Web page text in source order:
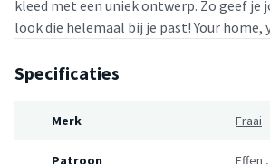
kleed met een uniek ontwerp. Zo geef je
look die helemaal bij je past! Your home,
Specificaties
Merk Fraai
Patroon Effen ,